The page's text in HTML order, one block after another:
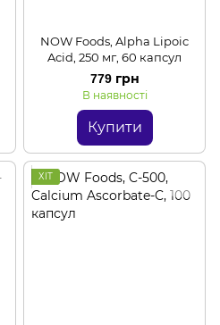
NOW Foods, Alpha Lipoic
Acid, 250 мг, 60 капсул
779 грн
В наявності
Купити
ХІТ